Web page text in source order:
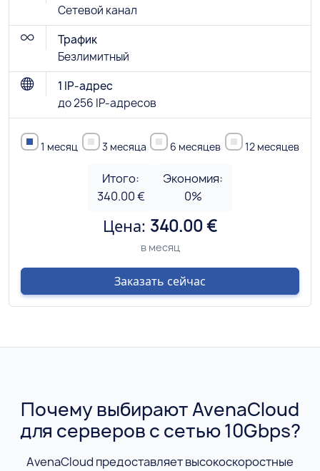
Сетевой канал
Трафик
Безлимитный
1 IP-адрес
до 256 IP-адресов
1 месяц 3 месяца 6 месяцев 12 месяцев
Итого:
340.00 €
Экономия:
0%
Цена: 340.00 €
в месяц
Заказать сейчас
Почему выбирают AvenaCloud
для серверов с сетью 10Gbps?
AvenaCloud предоставляет высокоскоростные